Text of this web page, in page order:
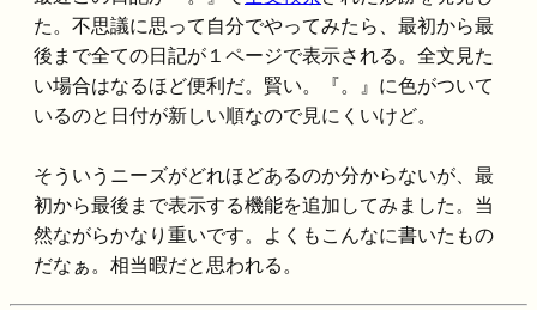
た。不思議に思って自分でやってみたら、最初から最
後まで全ての日記が１ページで表示される。全文見た
い場合はなるほど便利だ。賢い。『。』に色がついて
いるのと日付が新しい順なので見にくいけど。
そういうニーズがどれほどあるのか分からないが、最
初から最後まで表示する機能を追加してみました。当
然ながらかなり重いです。よくもこんなに書いたもの
だなぁ。相当暇だと思われる。